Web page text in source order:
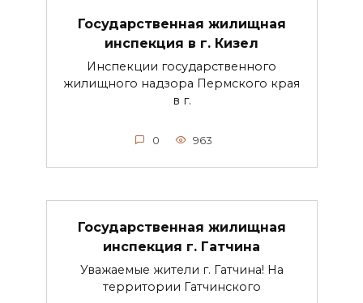
Государственная жилищная
инспекция в г. Кизел
Инспекции государственного
жилищного надзора Пермского края
в г.
0 963
Государственная жилищная
инспекция г. Гатчина
Уважаемые жители г. Гатчина! На
территории Гатчинского